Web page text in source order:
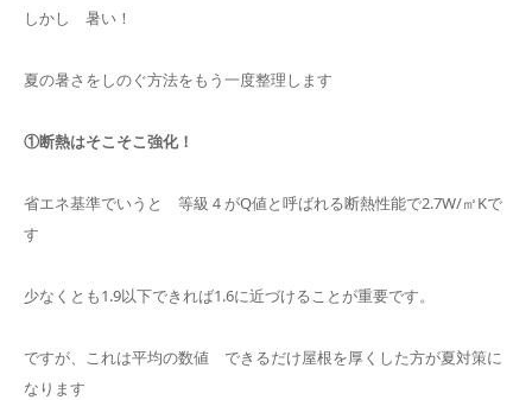
しかし 暑い！
夏の暑さをしのぐ方法をもう一度整理します
①断熱はそこそこ強化！
省エネ基準でいうと 等級４がQ値と呼ばれる断熱性能で2.7W/㎡Kで
す
少なくとも1.9以下できれば1.6に近づけることが重要です。
ですが、これは平均の数値 できるだけ屋根を厚くした方が夏対策に
なります